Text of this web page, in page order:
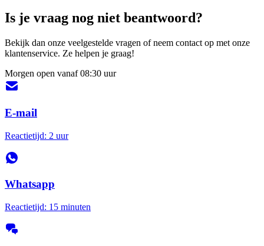
Is je vraag nog niet beantwoord?
Bekijk dan onze veelgestelde vragen of neem contact op met onze
klantenservice. Ze helpen je graag!
Morgen open vanaf 08:30 uur
E-mail
Reactietijd: 2 uur
Whatsapp
Reactietijd: 15 minuten